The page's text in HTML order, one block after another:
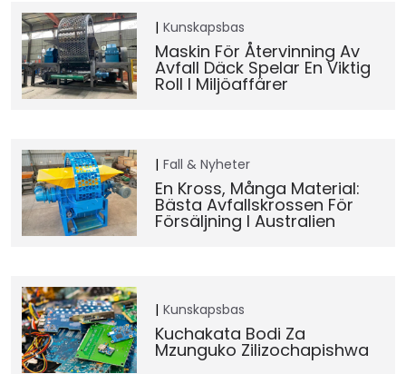
Kunskapsbas
Maskin För Återvinning Av
Avfall Däck Spelar En Viktig
Roll I Miljöaffärer
Fall & Nyheter
En Kross, Många Material:
Bästa Avfallskrossen För
Försäljning I Australien
Kunskapsbas
Kuchakata Bodi Za
Mzunguko Zilizochapishwa